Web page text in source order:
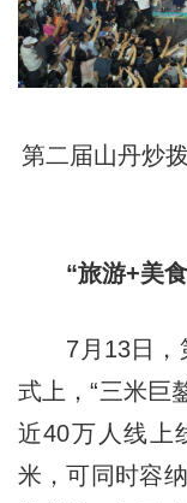
第二届山丹炒拨
“旅游+美
7月13日，第
式上，“三米巨
近40万人线上
米，可同时容